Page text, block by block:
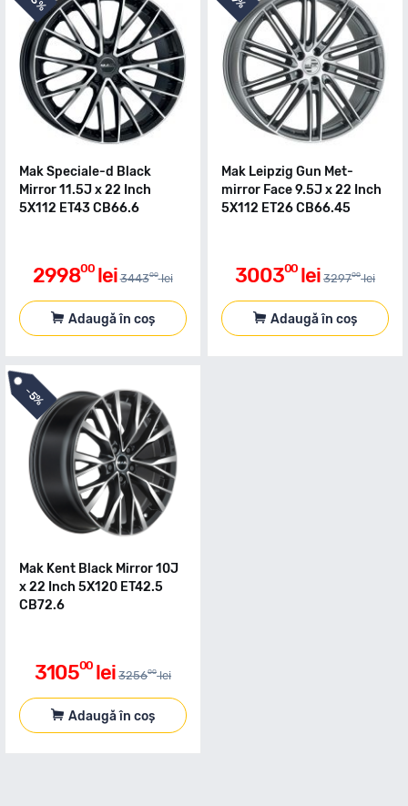
Mak Speciale-d Black
Mirror 11.5J x 22 Inch
5X112 ET43 CB66.6
299800 lei 344300 lei
Adaugă în coș
Mak Leipzig Gun Met-
mirror Face 9.5J x 22 Inch
5X112 ET26 CB66.45
300300 lei 329700 lei
Adaugă în coș
-
5%
Mak Kent Black Mirror 10J
x 22 Inch 5X120 ET42.5
CB72.6
310500 lei 325600 lei
Adaugă în coș